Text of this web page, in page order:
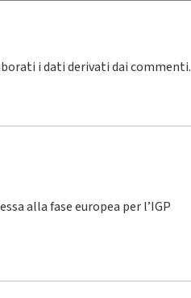
i dati derivati dai commenti.
alla fase europea per l’IGP